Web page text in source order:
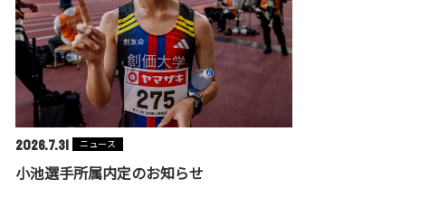
2026.7.31 ニュース
小池選手所属内定のお知らせ